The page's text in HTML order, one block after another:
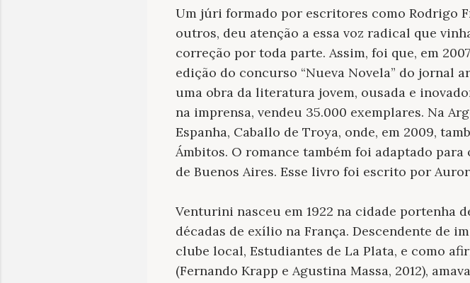
Um júri formado por escritores como Rodrigo
outros, deu atenção a essa voz radical que
correção por toda parte. Assim, foi que, em
edição do concurso “Nueva Novela” do jornal
uma obra da literatura jovem, ousada e
na imprensa, vendeu 35.000 exemplares. Na
Espanha, Caballo de Troya, onde, em 2009,
Ámbitos. O romance também foi adaptado
de Buenos Aires. Esse livro foi escrito por
Venturini nasceu em 1922 na cidade portenha
décadas de exílio na França. Descendente de
clube local, Estudiantes de La Plata, e como
(Fernando Krapp e Agustina Massa, 2012),